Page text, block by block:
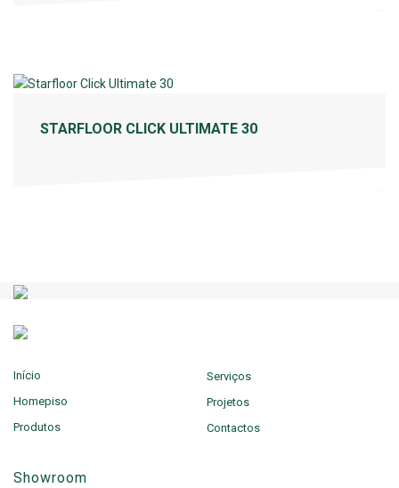
STARFLOOR CLICK ULTIMATE 30
Início
Homepiso
Produtos
Serviços
Projetos
Contactos
Showroom